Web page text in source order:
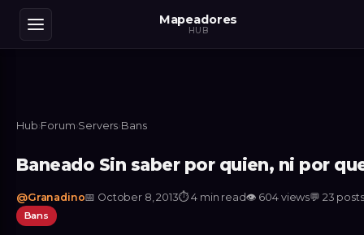
Mapeadores
HUB
Hub›Forum›Servers›Bans
Baneado Sin saber por quien, ni por
@Granadino📅 October 8, 2013⏱4 min read👁 604 views💬 23 posts
Bans